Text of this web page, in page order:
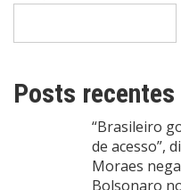
Posts recentes
“Brasileiro
de acesso”,
Moraes
Bolsonaro